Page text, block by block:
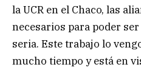
la UCR en el Chaco, las
necesarios para poder
seria. Este trabajo lo
mucho tiempo y está en